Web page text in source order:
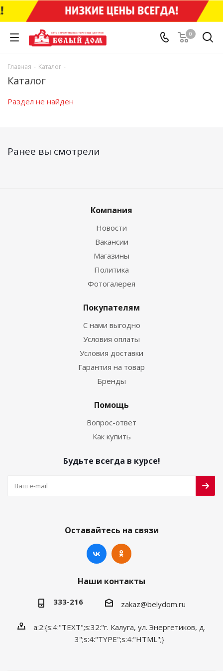
0
Главная - Каталог -
Каталог
Раздел не найден
Ранее вы смотрели
Компания
Новости
Вакансии
Магазины
Политика
Фотогалерея
Покупателям
С нами выгодно
Условия оплаты
Условия доставки
Гарантия на товар
Бренды
Помощь
Вопрос-ответ
Как купить
Будьте всегда в курсе!
Оставайтесь на связи
Наши контакты
333-216 zakaz@belydom.ru
a:2:{s:4:"TEXT";s:32:"г. Калуга, ул. Энергетиков, д.
3";s:4:"TYPE";s:4:"HTML";}